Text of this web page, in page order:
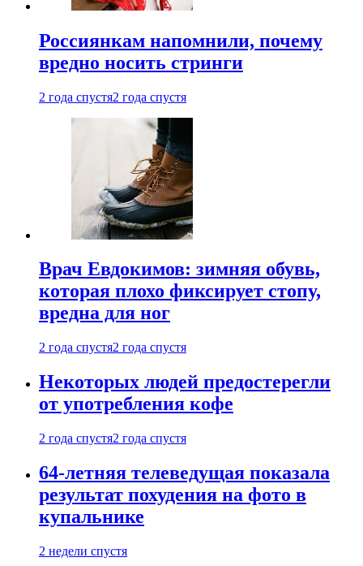
Россиянкам напомнили, почему
вредно носить стринги
2 года спустя2 года спустя
Врач Евдокимов: зимняя обувь,
которая плохо фиксирует стопу,
вредна для ног
2 года спустя2 года спустя
Некоторых людей предостерегли
от употребления кофе
2 года спустя2 года спустя
64-летняя телеведущая показала
результат похудения на фото в
купальнике
2 недели спустя